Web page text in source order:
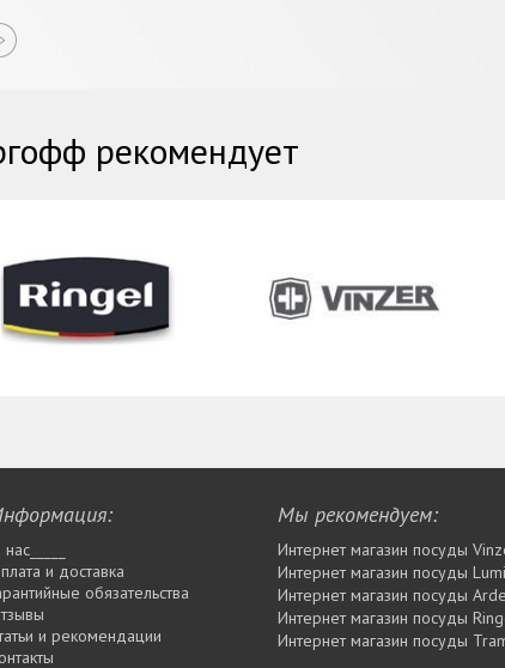
рекомендует
и доставка
обязательства
и рекомендации
Мы рекомендуем:
Интернет магазин посуды
Интернет магазин посуды
Интернет магазин посуды
Интернет магазин посуды
Интернет магазин посуды